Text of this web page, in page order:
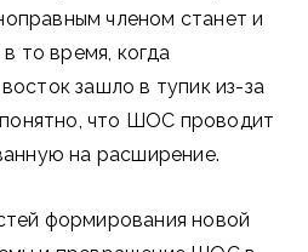
членом станет и
то время, когда
зашло в тупик из-за
понятно, что ШОС проводит
на расширение.
формирования новой